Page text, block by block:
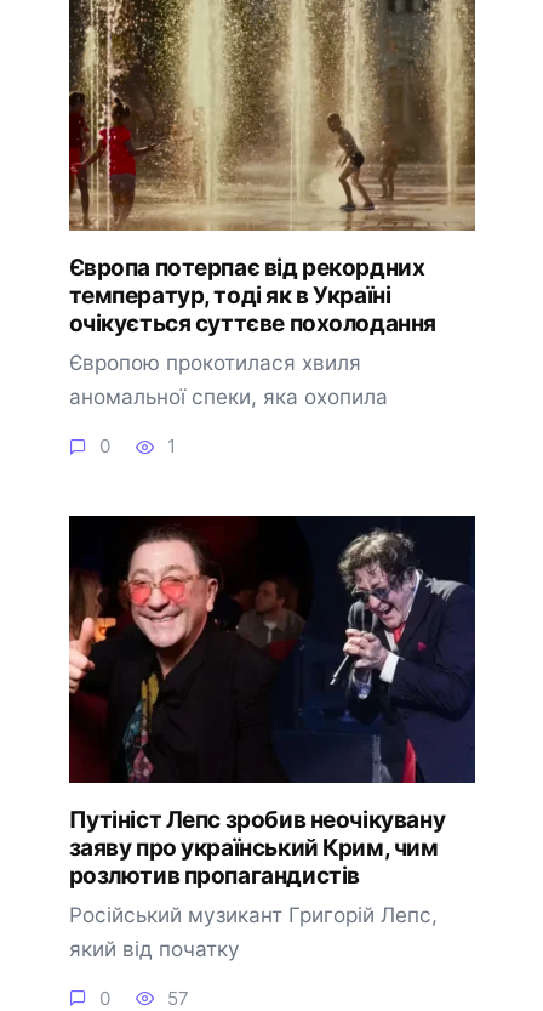
Європа потерпає від рекордних
температур, тоді як в Україні
очікується суттєве похолодання
Європою прокотилася хвиля
аномальної спеки, яка охопила
0 1
Путініст Лепс зробив неочікувану
заяву про український Крим, чим
розлютив пропагандистів
Російський музикант Григорій Лепс,
який від початку
0 57